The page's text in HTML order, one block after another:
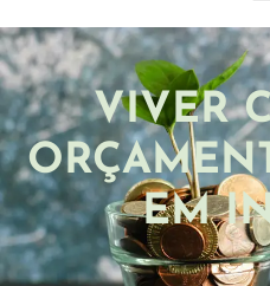
VIVER
EM